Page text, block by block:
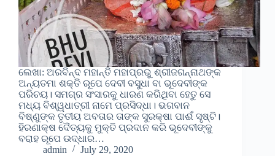
ଲେଖା: ଅରବିନ୍ଦ ମହାନ୍ତି ମହାପ୍ରଭୁ ଶ୍ରୀଜଗନ୍ନାଥଙ୍କ
ଅନ୍ୟତମା ଶକ୍ତି ରୂପେ ଦେବୀ ବସୁଧା ବା ଭୂଦେବୀଙ୍କ
ପରିଚୟ। ସମଗ୍ର ସଂସାରକୁ ଧାରଣ କରିଥିବା ହେତୁ ସେ
ମଧ୍ୟ ବିଶ୍ୱଧାତ୍ରୀ ନାମେ ପ୍ରସିଦ୍ଧା। ଭଗବାନ
ବିଷ୍ଣୁଙ୍କ ତୃତୀୟ ଅବତାର ତାଙ୍କ ସୁରକ୍ଷା ପାଈଁ ସୃଷ୍ଟି।
ହିରଣାକ୍ଷ ଦୈତ୍ୟକୁ ମୁକ୍ତି ପ୍ରଦାନ କରି ଭୂଦେବୀଙ୍କୁ
ବରାହ ରୂପେ ଉଦ୍ଧାର…
admin
July 29, 2020